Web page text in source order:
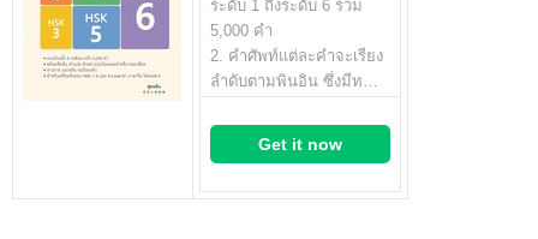
ระดับ 1 ถึงระดับ 6 รวม
5,000 คำ
2. คำศัพท์แต่ละคำจะเรียง
ลำดับตามพินอิน ซึ่งมีท…
Get it now